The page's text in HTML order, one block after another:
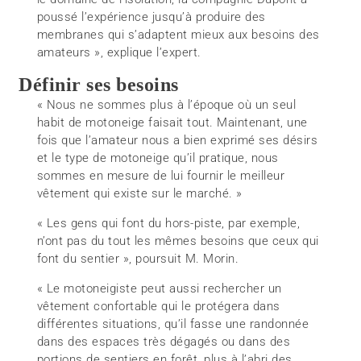
poussé l’expérience jusqu’à produire des
membranes qui s’adaptent mieux aux besoins des
amateurs », explique l’expert.
Définir ses besoins
« Nous ne sommes plus à l’époque où un seul
habit de motoneige faisait tout. Maintenant, une
fois que l’amateur nous a bien exprimé ses désirs
et le type de motoneige qu’il pratique, nous
sommes en mesure de lui fournir le meilleur
vêtement qui existe sur le marché. »
« Les gens qui font du hors-piste, par exemple,
n’ont pas du tout les mêmes besoins que ceux qui
font du sentier », poursuit M. Morin.
« Le motoneigiste peut aussi rechercher un
vêtement confortable qui le protégera dans
différentes situations, qu’il fasse une randonnée
dans des espaces très dégagés ou dans des